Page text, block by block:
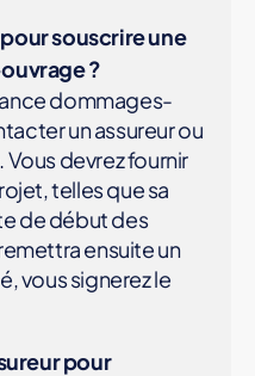
souscrire une
?
dommages-
un assureur ou
Vous devrez fournir
telles que sa
de début des
ensuite un
vous signerez le
pour